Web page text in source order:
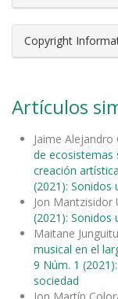
Copyright
Artículos
Jaime
de ecosistemas
creación
(2021): Sonidos
Jon Mantzisidor
(2021): Sonidos
Maitane
musical en el
9 Núm. 1
sociedad